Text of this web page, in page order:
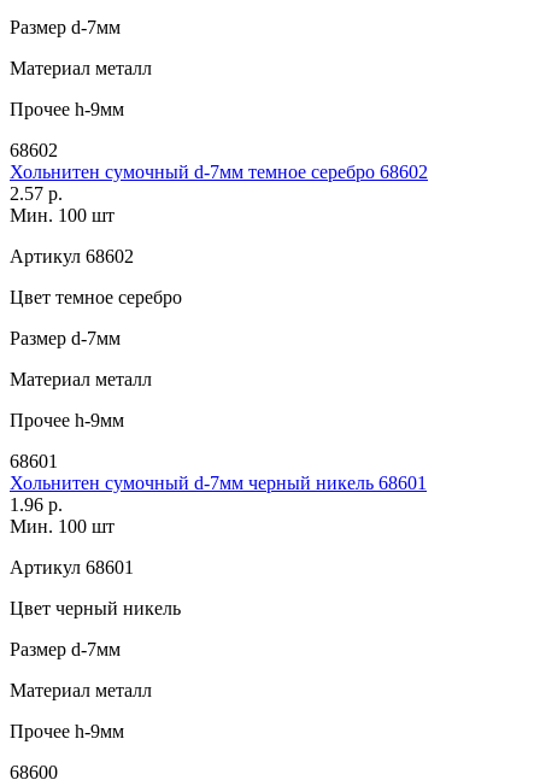
Размер d-7мм
Материал металл
Прочее h-9мм
68602
Хольнитен сумочный d-7мм темное серебро 68602
2.57 р.
Мин. 100 шт
Артикул 68602
Цвет темное серебро
Размер d-7мм
Материал металл
Прочее h-9мм
68601
Хольнитен сумочный d-7мм черный никель 68601
1.96 р.
Мин. 100 шт
Артикул 68601
Цвет черный никель
Размер d-7мм
Материал металл
Прочее h-9мм
68600